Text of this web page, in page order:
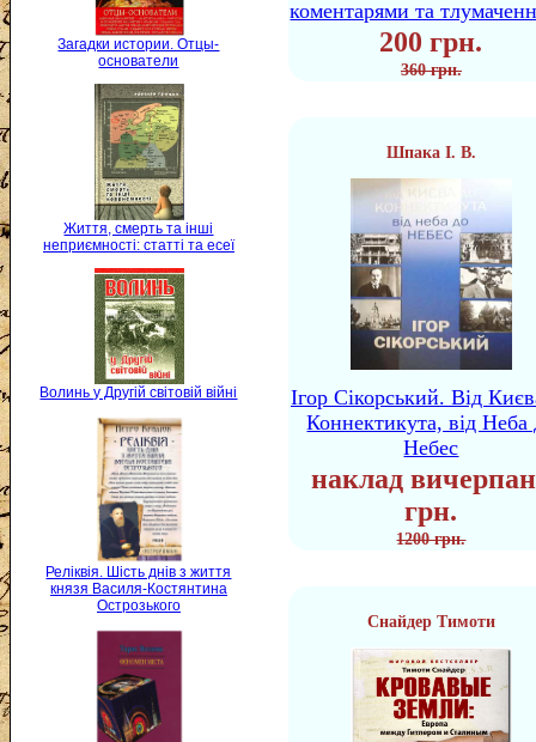
Загадки истории. Отцы-
основатели
Життя, смерть та інші
неприємності: статті та есеї
Волинь у Другій світовій війні
Реліквія. Шість днів з життя
князя Василя-Костянтина
Острозького
коментарями та
200 грн.
360 грн.
Шпака І. В.
Ігор Сікорський. Від
Коннектикута, від Неба
Небес
наклад
грн.
1200 грн.
Снайдер Тимоти